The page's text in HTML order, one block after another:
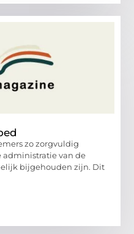
zo zorgvuldig
van de
bijgehouden zijn. Dit